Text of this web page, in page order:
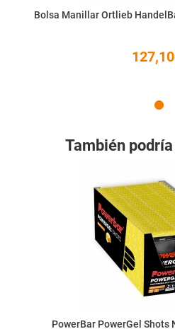
Bolsa Manillar Ortlieb
También
PowerBar PowerGel Shots